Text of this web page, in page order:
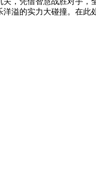
溢的实力大碰撞。在此